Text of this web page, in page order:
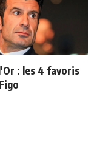
: les 4 favoris